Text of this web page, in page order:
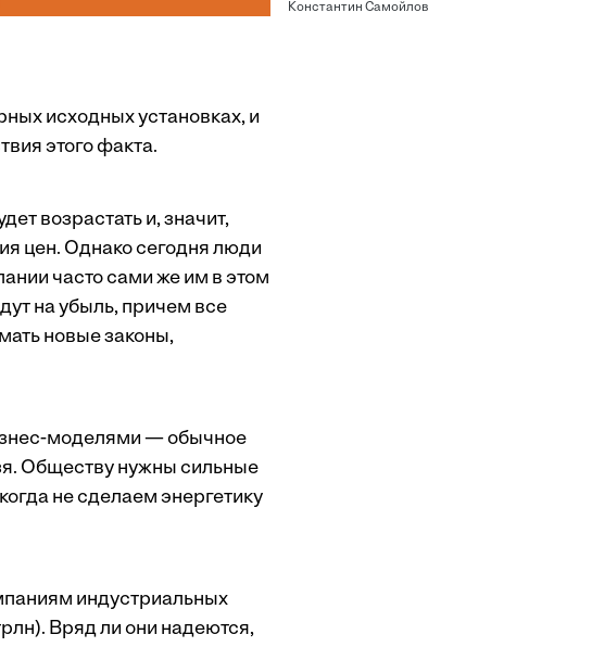
Константин Самойлов
исходных установках, и
этого факта.
возрастать и, значит,
цен. Однако сегодня люди
часто сами же им в этом
на убыль, причем все
новые законы,
моделями — обычное
Обществу нужны сильные
не сделаем энергетику
индустриальных
Вряд ли они надеются,